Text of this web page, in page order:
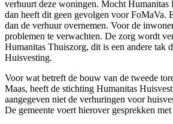
verhuurt deze woningen. Mocht Humanitas
dan heeft dit geen gevolgen voor FoMaVa.
dan de verhuur overnemen. Voor de
problemen te verwachten. De zorg wordt
Humanitas Thuiszorg, dit is een andere tak
Huisvesting.
Voor wat betreft de bouw van de tweede
Maas, heeft de stichting Humanitas
aangegeven niet de verhuringen voor
De gemeente voert hierover gesprekken met